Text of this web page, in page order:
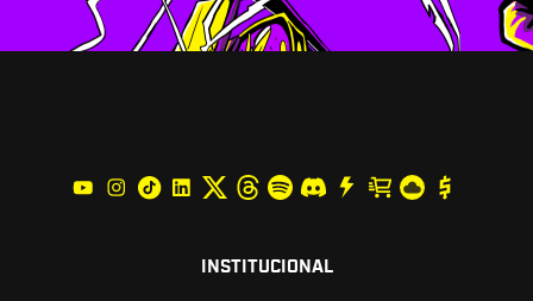
INSTITUCIONAL